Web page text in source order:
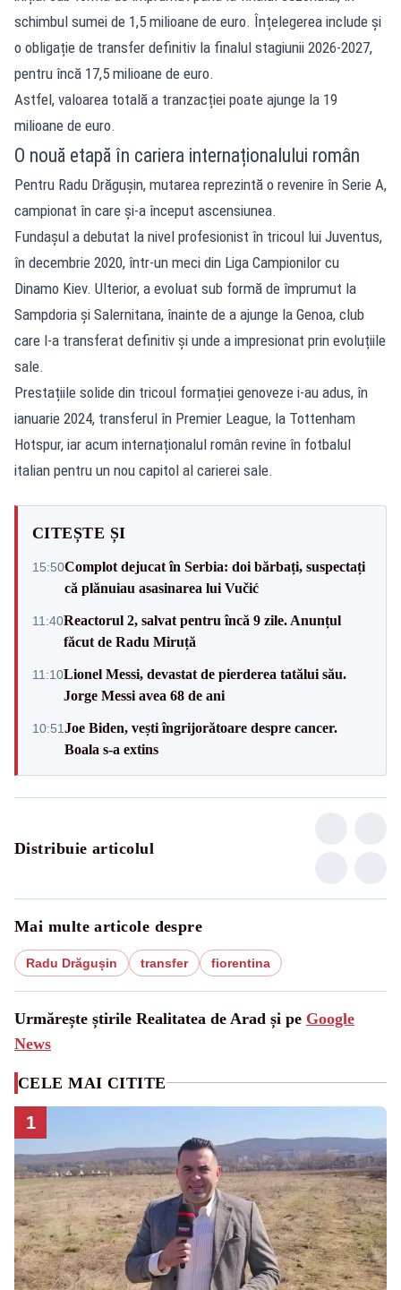
schimbul sumei de 1,5 milioane de euro. Înțelegerea include și
o obligație de transfer definitiv la finalul stagiunii 2026-2027,
pentru încă 17,5 milioane de euro.
Astfel, valoarea totală a tranzacției poate ajunge la 19
milioane de euro.
O nouă etapă în cariera internaționalului român
Pentru Radu Drăgușin, mutarea reprezintă o revenire în Serie A,
campionat în care și-a început ascensiunea.
Fundașul a debutat la nivel profesionist în tricoul lui Juventus,
în decembrie 2020, într-un meci din Liga Campionilor cu
Dinamo Kiev. Ulterior, a evoluat sub formă de împrumut la
Sampdoria și Salernitana, înainte de a ajunge la Genoa, club
care l-a transferat definitiv și unde a impresionat prin evoluțiile
sale.
Prestațiile solide din tricoul formației genoveze i-au adus, în
ianuarie 2024, transferul în Premier League, la Tottenham
Hotspur, iar acum internaționalul român revine în fotbalul
italian pentru un nou capitol al carierei sale.
CITEȘTE ȘI
15:50Complot dejucat în Serbia: doi bărbați, suspectați
că plănuiau asasinarea lui Vučić
11:40Reactorul 2, salvat pentru încă 9 zile. Anunțul
făcut de Radu Miruță
11:10Lionel Messi, devastat de pierderea tatălui său.
Jorge Messi avea 68 de ani
10:51Joe Biden, vești îngrijorătoare despre cancer.
Boala s-a extins
Distribuie articolul
Mai multe articole despre
Radu Drăgușin transfer fiorentina
Urmărește știrile Realitatea de Arad și pe Google
News
CELE MAI CITITE
1